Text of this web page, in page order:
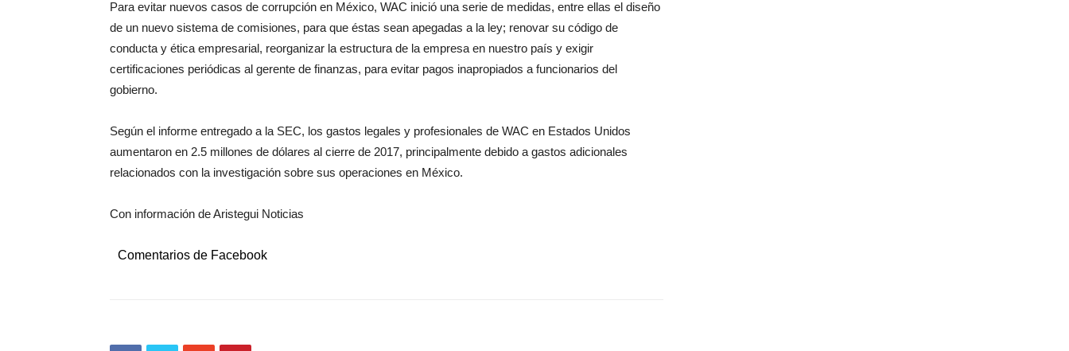
Para evitar nuevos casos de corrupción en México, WAC inició una serie de medidas, entre ellas el diseño
de un nuevo sistema de comisiones, para que éstas sean apegadas a la ley; renovar su código de
conducta y ética empresarial, reorganizar la estructura de la empresa en nuestro país y exigir
certificaciones periódicas al gerente de finanzas, para evitar pagos inapropiados a funcionarios del
gobierno.
Según el informe entregado a la SEC, los gastos legales y profesionales de WAC en Estados Unidos
aumentaron en 2.5 millones de dólares al cierre de 2017, principalmente debido a gastos adicionales
relacionados con la investigación sobre sus operaciones en México.
Con información de Aristegui Noticias
Comentarios de Facebook